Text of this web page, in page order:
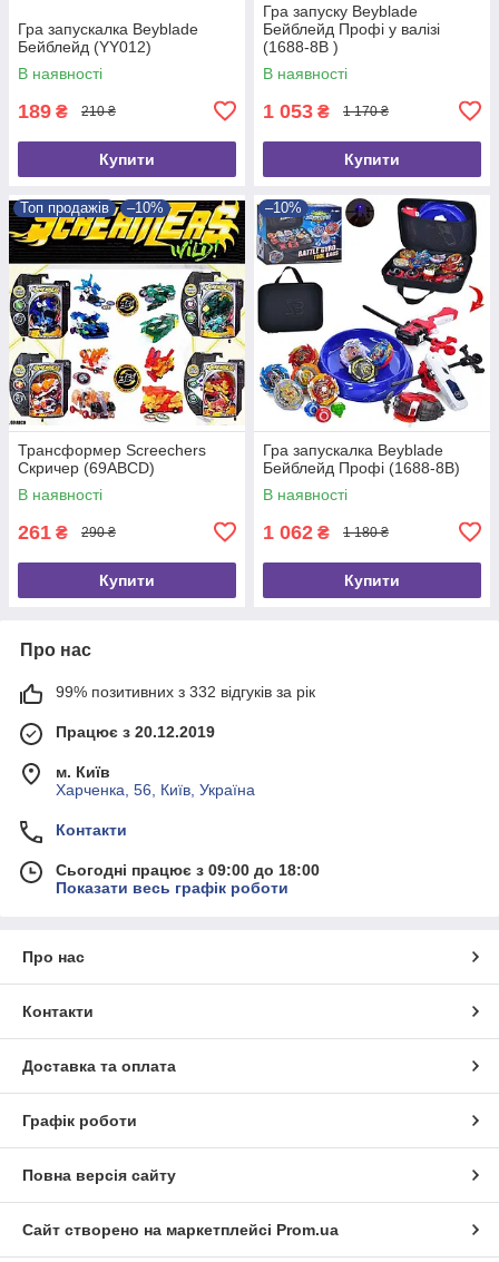
Гра запускалка Beyblade
Бейблейд (YY012)
В наявності
189 ₴ 210 ₴
Купити
Гра запуску Beyblade
Бейблейд Профі у валізі
(1688-8B )
В наявності
1 053 ₴ 1 170 ₴
Купити
Топ продажів –10%
Трансформер Screechers
Скричер (69ABCD)
В наявності
261 ₴ 290 ₴
Купити
–10%
Гра запускалка Beyblade
Бейблейд Профі (1688-8B)
В наявності
1 062 ₴ 1 180 ₴
Купити
Про нас
99% позитивних з 332 відгуків за рік
Працює з 20.12.2019
м. Київ
Харченка, 56, Київ, Україна
Контакти
Сьогодні працює з 09:00 до 18:00
Показати весь графік роботи
Про нас
Контакти
Доставка та оплата
Графік роботи
Повна версія сайту
Сайт створено на маркетплейсі Prom.ua